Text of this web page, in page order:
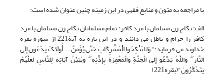
با مراجعه به متون و منابع فقهی در این زمینه چنین عنوان شده است:
الف: نکاح زن مسلمان با مرد کافر: تمام مسلمانان نکاح زن مسلمان با مرد
کافر را حرام و باطل می دانند و در این باره به آیۀ221 از سوره بقره
خداوند می فرماید:" وَلَا تَنْکِحُوا الْمُشْرِکَاتِ حَتَّى یُؤْمِنَّ ... أُولَٰئِکَ یَدْعُونَ إِلَى
النَّارِ ۖ وَاللَّهُ یَدْعُو إِلَى الْجَنَّةِ وَالْمَغْفِرَةِ بِإِذْنِهِ ۖ وَیُبَیِّنُ آیَاتِهِ لِلنَّاسِ لَعَلَّهُمْ
یَتَذَکَّرُونَ"(بقره221)